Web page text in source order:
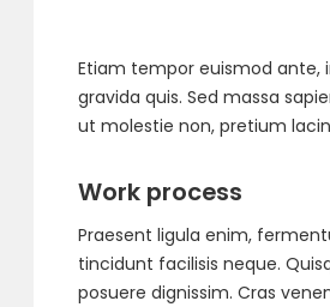
Etiam tempor euismod ante,
gravida quis. Sed massa
ut molestie non, pretium
Work process
Praesent ligula enim,
tincidunt facilisis neque.
posuere dignissim. Cras